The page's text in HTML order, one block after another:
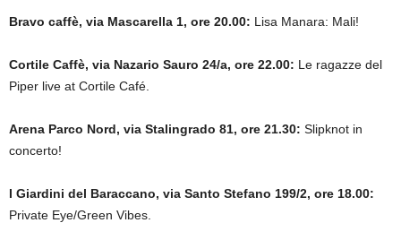
Bravo caffè, via Mascarella 1, ore 20.00: Lisa Manara: Mali!
Cortile Caffè, via Nazario Sauro 24/a, ore 22.00: Le ragazze del
Piper live at Cortile Café.
Arena Parco Nord, via Stalingrado 81, ore 21.30: Slipknot in
concerto!
I Giardini del Baraccano, via Santo Stefano 199/2, ore 18.00:
Private Eye/Green Vibes.